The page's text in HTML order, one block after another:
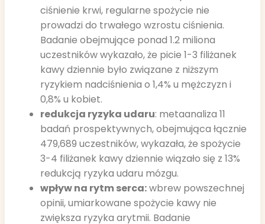
ciśnienie krwi, regularne spożycie nie
prowadzi do trwałego wzrostu ciśnienia.
Badanie obejmujące ponad 1.2 miliona
uczestników wykazało, że picie 1-3 filiżanek
kawy dziennie było związane z niższym
ryzykiem nadciśnienia o 1,4% u mężczyzn i
0,8% u kobiet.
redukcja ryzyka udaru: metaanaliza 11
badań prospektywnych, obejmująca łącznie
479,689 uczestników, wykazała, że spożycie
3-4 filiżanek kawy dziennie wiązało się z 13%
redukcją ryzyka udaru mózgu.
wpływ na rytm serca:wbrew powszechnej
opinii, umiarkowane spożycie kawy nie
zwiększa ryzyka arytmii. Badanie